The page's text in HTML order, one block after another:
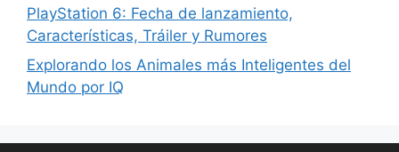
PlayStation 6: Fecha de lanzamiento,
Características, Tráiler y Rumores
Explorando los Animales más Inteligentes del
Mundo por IQ